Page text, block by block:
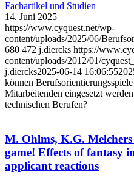
Fachartikel und Studien
14. Juni 2025
https://www.cyquest.net/wp-
content/uploads/2025/06/
680 472 j.diercks https://
content/uploads/2012/01/
j.diercks2025-06-14 16:06:55
können
Mitarbeitenden eingesetzt
technischen Berufen?
M. Ohlms, K.G.
game! Effects of fantasy
applicant reactions